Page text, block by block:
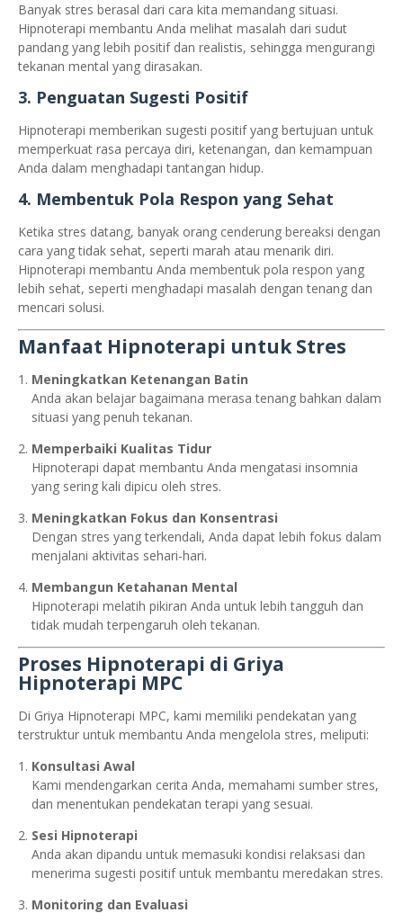
Banyak stres berasal dari cara kita memandang situasi.
Hipnoterapi membantu Anda melihat masalah dari sudut
pandang yang lebih positif dan realistis, sehingga mengurangi
tekanan mental yang dirasakan.
3. Penguatan Sugesti Positif
Hipnoterapi memberikan sugesti positif yang bertujuan untuk
memperkuat rasa percaya diri, ketenangan, dan kemampuan
Anda dalam menghadapi tantangan hidup.
4. Membentuk Pola Respon yang Sehat
Ketika stres datang, banyak orang cenderung bereaksi dengan
cara yang tidak sehat, seperti marah atau menarik diri.
Hipnoterapi membantu Anda membentuk pola respon yang
lebih sehat, seperti menghadapi masalah dengan tenang dan
mencari solusi.
Manfaat Hipnoterapi untuk Stres
Meningkatkan Ketenangan Batin
Anda akan belajar bagaimana merasa tenang bahkan dalam
situasi yang penuh tekanan.
Memperbaiki Kualitas Tidur
Hipnoterapi dapat membantu Anda mengatasi insomnia
yang sering kali dipicu oleh stres.
Meningkatkan Fokus dan Konsentrasi
Dengan stres yang terkendali, Anda dapat lebih fokus dalam
menjalani aktivitas sehari-hari.
Membangun Ketahanan Mental
Hipnoterapi melatih pikiran Anda untuk lebih tangguh dan
tidak mudah terpengaruh oleh tekanan.
Proses Hipnoterapi di Griya
Hipnoterapi MPC
Di Griya Hipnoterapi MPC, kami memiliki pendekatan yang
terstruktur untuk membantu Anda mengelola stres, meliputi:
Konsultasi Awal
Kami mendengarkan cerita Anda, memahami sumber stres,
dan menentukan pendekatan terapi yang sesuai.
Sesi Hipnoterapi
Anda akan dipandu untuk memasuki kondisi relaksasi dan
menerima sugesti positif untuk membantu meredakan stres.
Monitoring dan Evaluasi